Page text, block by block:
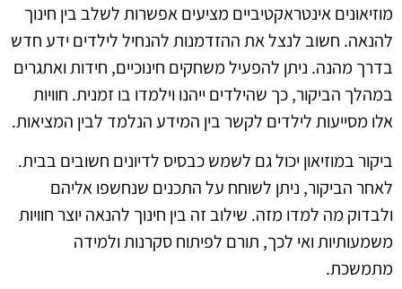
מוזיאונים אינטראקטיביים מציעים אפשרות לשלב בין חינוך
להנאה. חשוב לנצל את ההזדמנות להנחיל לילדים ידע חדש
בדרך מהנה. ניתן להפעיל משחקים חינוכיים, חידות ואתגרים
במהלך הביקור, כך שהילדים ייהנו וילמדו בו זמנית. חוויות
אלו מסייעות לילדים לקשר בין המידע הנלמד לבין המציאות.
ביקור במוזיאון יכול גם לשמש כבסיס לדיונים חשובים בבית.
לאחר הביקור, ניתן לשוחח על התכנים שנחשפו אליהם
ולבדוק מה למדו מזה. שילוב זה בין חינוך להנאה יוצר חוויות
משמעותיות ואי לכך, תורם לפיתוח סקרנות ולמידה
מתמשכת.